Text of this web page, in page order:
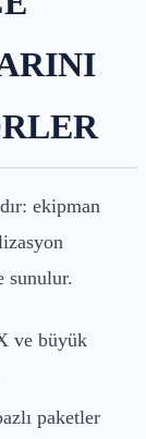
ekipman
sunulur.
ve büyük
paketler